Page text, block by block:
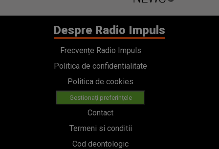
Despre Radio Impuls
Frecvențe Radio Impuls
Politica de confidentialitate
Politica de cookies
Gestionați preferințele
Contact
Termeni si conditii
Cod deontologic